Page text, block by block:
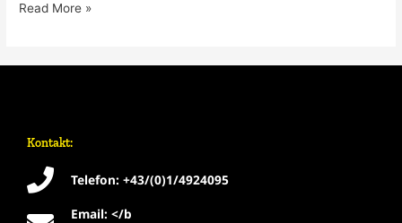
Read More »
Kontakt:
Telefon: +43/(0)1/4924095
Email: </b